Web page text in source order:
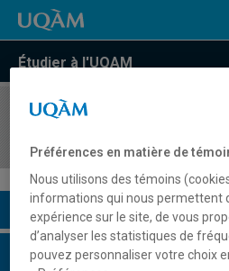
Étudier à l'UQAM
COURS//
Description du cours
Horaire - Été 2026
Préférences en matière de
Nous utilisons des témoins
informations qui nous permettent
expérience sur le site, de vous
d’analyser les statistiques de
pouvez personnaliser votre choix